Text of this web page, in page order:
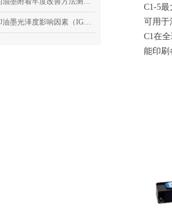
C1-5
可用于
C1在
能印刷
浅谈水性柔印油墨光泽度影响因素（IGT F1的应用）